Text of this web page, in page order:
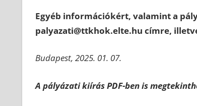
Egyéb információkért, valamint a
palyazati@ttkhok.elte.hu címre,
Budapest, 2025. 01. 07.
A pályázati kiírás PDF-ben is